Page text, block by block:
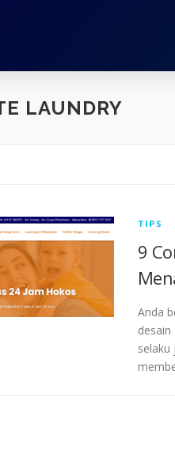
LAUNDRY
TIPS
9
Anda
selaku